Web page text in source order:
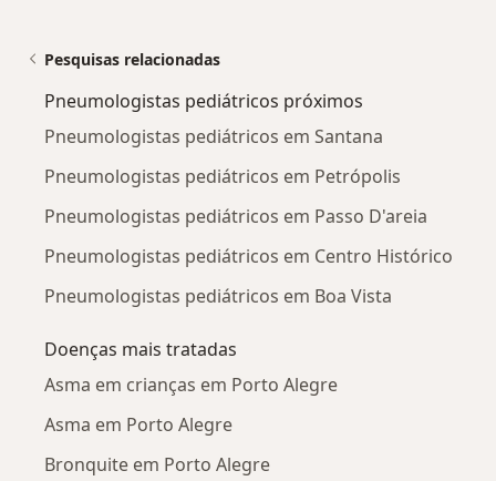
Pesquisas relacionadas
Pneumologistas pediátricos próximos
Pneumologistas pediátricos em Santana
Pneumologistas pediátricos em Petrópolis
Pneumologistas pediátricos em Passo D'areia
Pneumologistas pediátricos em Centro Histórico
Pneumologistas pediátricos em Boa Vista
Doenças mais tratadas
Asma em crianças em Porto Alegre
Asma em Porto Alegre
Bronquite em Porto Alegre